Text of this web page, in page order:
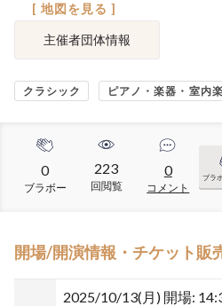
[ 地図を見る ]
主催者団体情報
クラシック ピアノ・楽器・室内楽
0
ブラボー
223
回閲覧
0
コメント
ブラ
開場/開演情報・チケット販
2025/10/13(月) 開場: